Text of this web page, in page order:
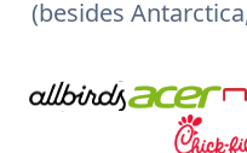
(besides